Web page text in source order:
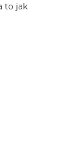
to jak